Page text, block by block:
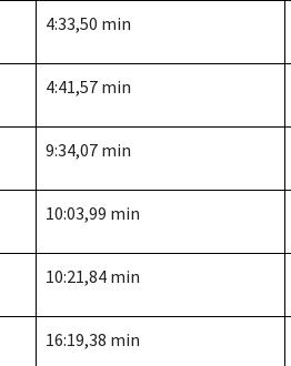
4:33,50 min
4:41,57 min
9:34,07 min
10:03,99 min
10:21,84 min
16:19,38 min